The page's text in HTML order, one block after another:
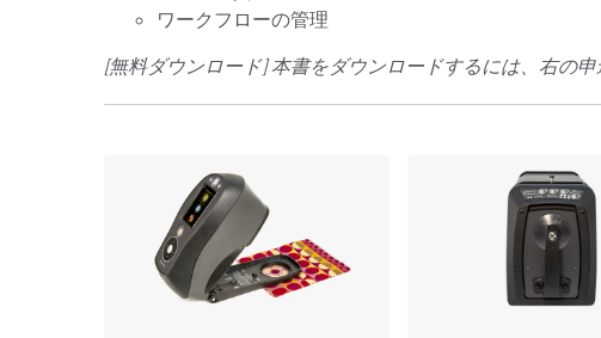
ワークフローの管理
[無料ダウンロード] 本書をダウンロードするには、右の